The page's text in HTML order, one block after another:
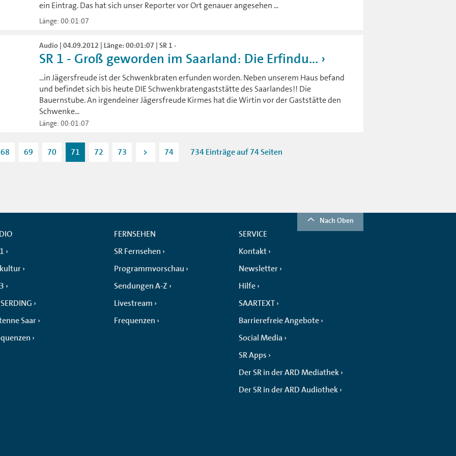
ein Eintrag. Das hat sich unser Reporter vor Ort genauer angesehen ...
Länge: 00:01:07
Audio | 04.09.2012 | Länge: 00:01:07 | SR 1 -
SR 1 - Groß geworden im Saarland: Die Erfindu...
...in Jägersfreude ist der Schwenkbraten erfunden worden. Neben unserem Haus befand
und befindet sich bis heute DIE Schwenkbratengaststätte des Saarlandes!! Die
Bauernstube. An irgendeiner Jägersfreude Kirmes hat die Wirtin vor der Gaststätte den
Schwenke...
Länge: 00:01:07
68 69 70 71 72 73 > 74 734 Einträge auf 74 Seiten
Nach Oben
kultur
Saar
FERNSEHEN
SR Fernsehen
Programmvorschau
Sendungen A-Z
Livestream
Frequenzen
SERVICE
Kontakt
Newsletter
Hilfe
SAARTEXT
Barrierefreie Angebote
Social Media
SR Apps
Der SR in der ARD Mediathek
Der SR in der ARD Audiothek